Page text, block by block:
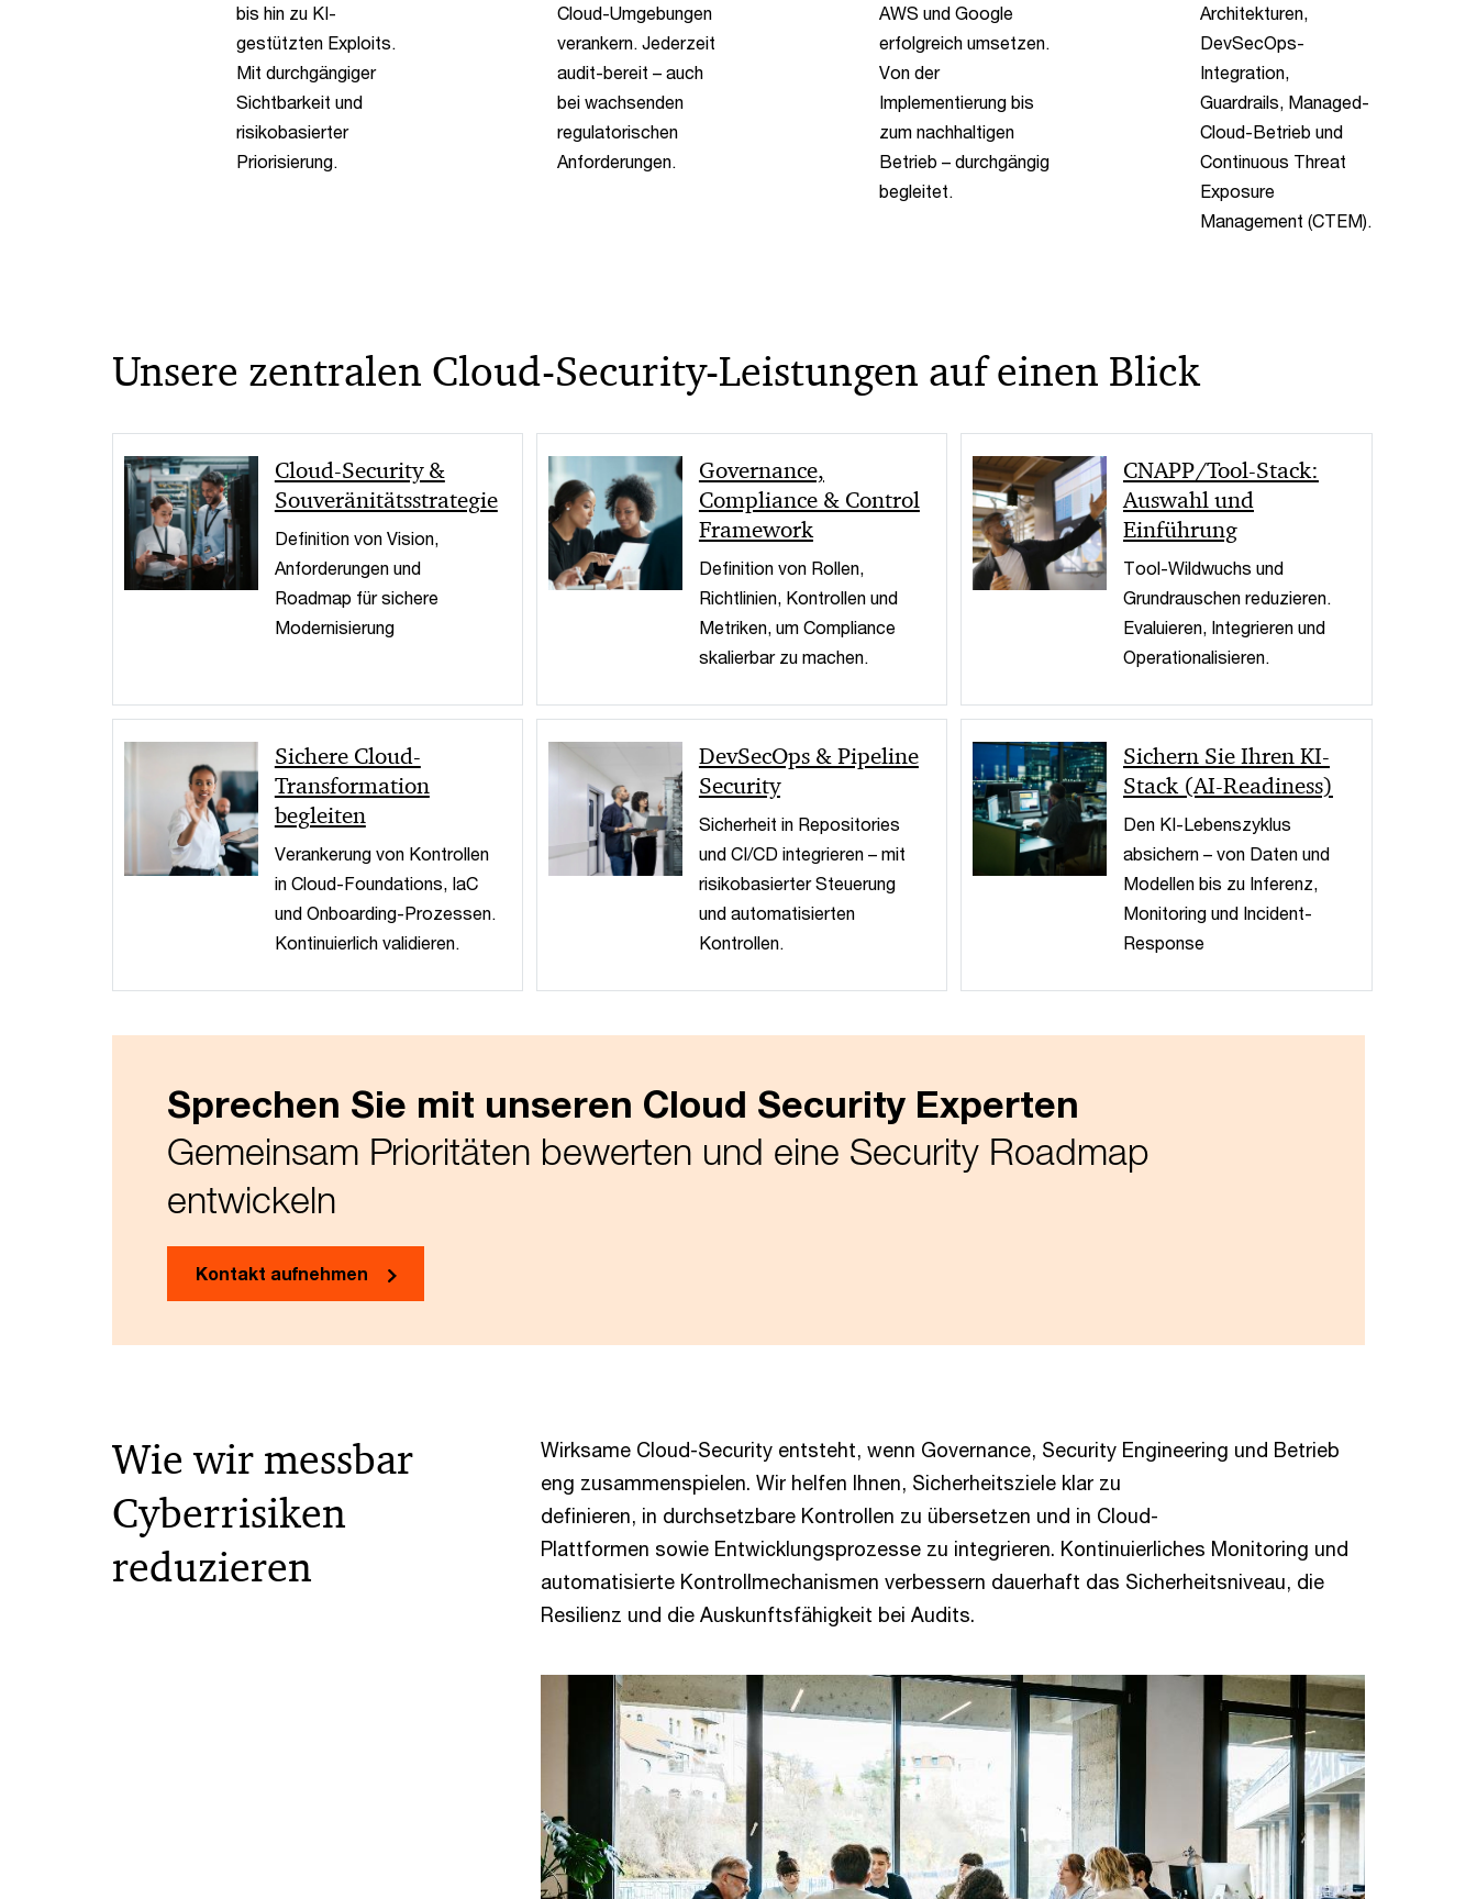
bis hin zu KI-
gestützten Exploits.
Mit durchgängiger
Sichtbarkeit und
risikobasierter
Priorisierung.
Cloud-Umgebungen
verankern. Jederzeit
audit-bereit – auch
bei wachsenden
regulatorischen
Anforderungen.
AWS und Google
erfolgreich umsetzen.
Von der
Implementierung bis
zum nachhaltigen
Betrieb – durchgängig
begleitet.
Architekturen,
DevSecOps-
Integration,
Guardrails, Managed-
Cloud-Betrieb und
Continuous Threat
Exposure
Management (CTEM).
Unsere zentralen Cloud-Security-Leistungen auf einen Blick
Cloud-Security &
Souveränitätsstrategie
Definition von Vision,
Anforderungen und
Roadmap für sichere
Modernisierung
Governance,
Compliance & Control
Framework
Definition von Rollen,
Richtlinien, Kontrollen und
Metriken, um Compliance
skalierbar zu machen.
CNAPP/Tool-Stack:
Auswahl und
Einführung
Tool-Wildwuchs und
Grundrauschen reduzieren.
Evaluieren, Integrieren und
Operationalisieren.
Sichere Cloud-
Transformation
begleiten
Verankerung von Kontrollen
in Cloud-Foundations, IaC
und Onboarding-Prozessen.
Kontinuierlich validieren.
DevSecOps & Pipeline
Security
Sicherheit in Repositories
und CI/CD integrieren – mit
risikobasierter Steuerung
und automatisierten
Kontrollen.
Sichern Sie Ihren KI-
Stack (AI-Readiness)
Den KI-Lebenszyklus
absichern – von Daten und
Modellen bis zu Inferenz,
Monitoring und Incident-
Response
Sprechen Sie mit unseren Cloud Security Experten
Gemeinsam Prioritäten bewerten und eine Security Roadmap
entwickeln
Kontakt aufnehmen
Wie wir messbar
Cyberrisiken
reduzieren
Wirksame Cloud-Security entsteht, wenn Governance, Security Engineering und Betrieb
eng zusammenspielen. Wir helfen Ihnen, Sicherheitsziele klar zu
definieren, in durchsetzbare Kontrollen zu übersetzen und in Cloud-
Plattformen sowie Entwicklungsprozesse zu integrieren. Kontinuierliches Monitoring und
automatisierte Kontrollmechanismen verbessern dauerhaft das Sicherheitsniveau, die
Resilienz und die Auskunftsfähigkeit bei Audits.